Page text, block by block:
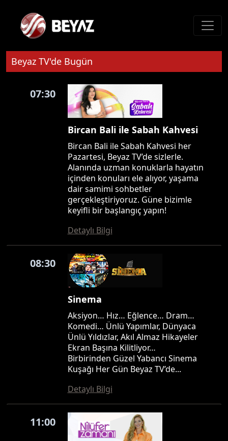
Beyaz TV'de Bugün
07:30
Bircan Bali ile Sabah Kahvesi
Bircan Bali ile Sabah Kahvesi her
Pazartesi, Beyaz TV’de sizlerle.
Alanında uzman konuklarla hayatın
içinden konuları ele alıyor, yaşama
dair samimi sohbetler
gerçekleştiriyoruz. Güne bizimle
keyifli bir başlangıç yapın!
Detaylı Bilgi
08:30
Sinema
Aksiyon… Hız… Eğlence… Dram…
Komedi… Ünlü Yapımlar, Dünyaca
Ünlü Yıldızlar, Akıl Almaz Hikayeler
Ekran Başına Kilitliyor…
Birbirinden Güzel Yabancı Sinema
Kuşağı Her Gün Beyaz TV’de...
Detaylı Bilgi
11:00